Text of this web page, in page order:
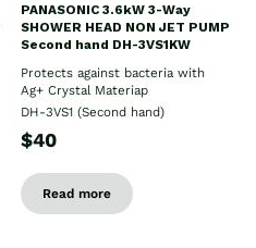
PANASONIC 3.6kW 3-Way
SHOWER HEAD NON JET PUMP
Second hand DH-3VS1KW
Protects against bacteria with
Ag+ Crystal Materiap
DH-3VS1 (Second hand)
$40
Read more